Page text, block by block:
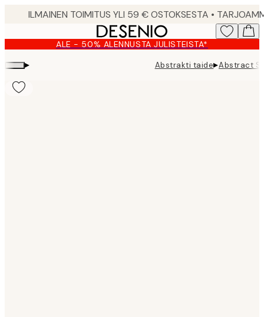
content.
ALE - 50% ALENNUSTA JULISTEISTA*
▸ Abstrakti taide▸Abstract